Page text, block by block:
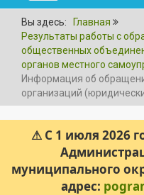
Вы здесь:
Главная
Результаты работы с
общественных
органов местного
Информация об
организаций
⚠ С 1 июля 2026
муниципального
адрес: